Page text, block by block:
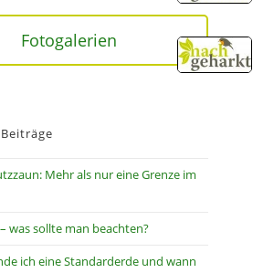
Fotogalerien
Mehr als nur eine Grenze im
was sollte man beachten?
ich eine Standarderde und wann